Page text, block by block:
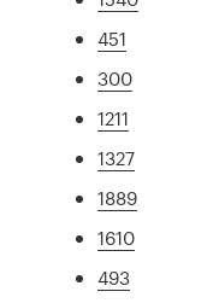
451
300
1211
1327
1889
1610
493